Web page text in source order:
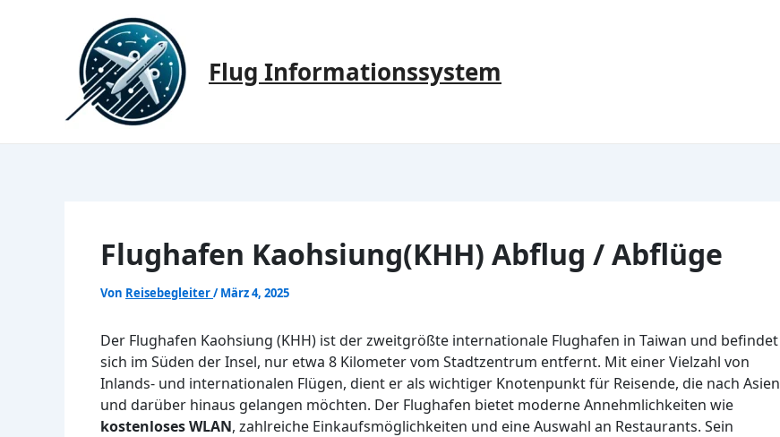
Flug Informationssystem
Flughafen Kaohsiung(KHH) Abflug / Abflüge
Von Reisebegleiter/März 4, 2025
Der Flughafen Kaohsiung (KHH) ist der zweitgrößte internationale Flughafen in Taiwan und befindet
sich im Süden der Insel, nur etwa 8 Kilometer vom Stadtzentrum entfernt. Mit einer Vielzahl von
Inlands- und internationalen Flügen, dient er als wichtiger Knotenpunkt für Reisende, die nach Asien
und darüber hinaus gelangen möchten. Der Flughafen bietet moderne Annehmlichkeiten wie
kostenloses WLAN, zahlreiche Einkaufsmöglichkeiten und eine Auswahl an Restaurants. Sein